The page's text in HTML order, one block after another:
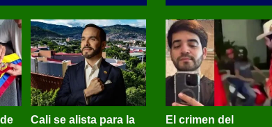
Cali se alista para la
El crimen del